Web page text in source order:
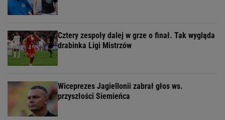
Cztery zespoły dalej w grze o finał. Tak wygląda
drabinka Ligi Mistrzów
Wiceprezes Jagiellonii zabrał głos ws.
przyszłości Siemieńca